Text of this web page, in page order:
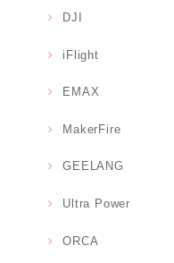
DJI
iFlight
EMAX
MakerFire
GEELANG
Ultra Power
ORCA